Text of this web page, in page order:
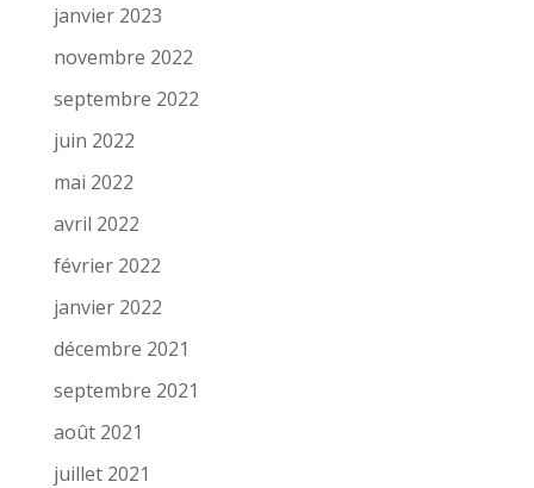
janvier 2023
novembre 2022
septembre 2022
juin 2022
mai 2022
avril 2022
février 2022
janvier 2022
décembre 2021
septembre 2021
août 2021
juillet 2021